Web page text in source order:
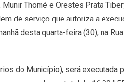
Munir Thomé e Orestes Prata
de serviço que autoriza a
desta quarta-feira (30), na
do Município), será executada